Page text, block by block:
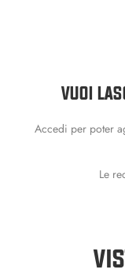
VUOI
Accedi per poter
Le